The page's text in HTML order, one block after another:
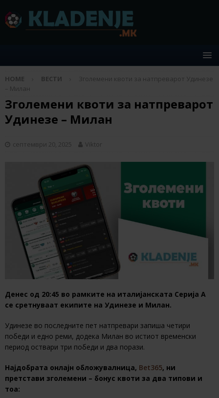
HOME ВЕСТИ
Зголемени квоти за натпреварот Удинезе
– Милан
Зголемени квоти за натпреварот
Удинезе – Милан
септември 20, 2025 Viktor
Денес од 20:45 во рамките на италијанската Серија А
се сретнуваат екипите на Удинезе и Милан.
Удинезе во последните пет натпревари запиша четири
победи и едно реми, додека Милан во истиот временски
период оствари три победи и два порази.
Најдобрата онлајн обложувалница, Bet365, ни
претстави зголемени – бонус квоти за два типови и
тоа: